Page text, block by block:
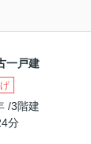
一戸建
/3階建
分